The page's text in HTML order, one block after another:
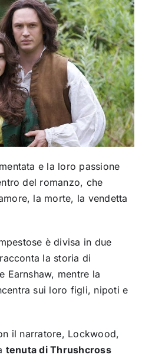
e la loro passione
del romanzo, che
la morte, la vendetta
è divisa in due
la storia di
Earnshaw, mentre la
sui loro figli, nipoti e
il narratore, Lockwood,
tenuta di Thrushcross